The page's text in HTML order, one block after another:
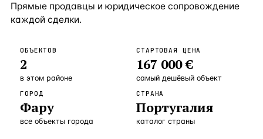
Кипр —Страна 3 906
Греция —
Сочи —Локация Россия · 3
Алания
Бангкок — Локация
Прямые продавцы и юридическое сопровождение
каждой сделки.
ОБЪЕКТОВ
2
в этом районе
СТАРТОВАЯ ЦЕНА
167 000 €
самый дешёвый объект
ГОРОД
Фару
все объекты города
СТРАНА
Португалия
каталог страны